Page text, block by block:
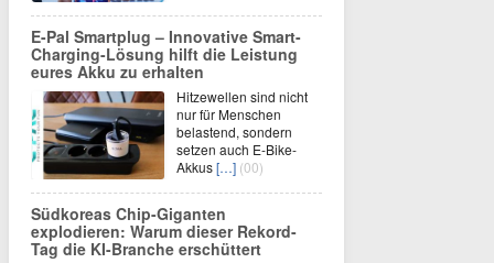
E-Pal Smartplug – Innovative Smart-
Charging-Lösung hilft die Leistung
eures Akku zu erhalten
Hitzewellen sind nicht
nur für Menschen
belastend, sondern
setzen auch E-Bike-
Akkus[…] (00)
Südkoreas Chip-Giganten
explodieren: Warum dieser Rekord-
Tag die KI-Branche erschüttert